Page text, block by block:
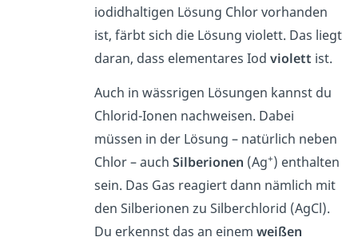
iodidhaltigen Lösung Chlor vorhanden
ist, färbt sich die Lösung violett. Das liegt
daran, dass elementares Iod violett ist.
Auch in wässrigen Lösungen kannst du
Chlorid-Ionen nachweisen. Dabei
müssen in der Lösung – natürlich neben
Chlor – auch Silberionen (Ag+) enthalten
sein. Das Gas reagiert dann nämlich mit
den Silberionen zu Silberchlorid (AgCl).
Du erkennst das an einem weißen